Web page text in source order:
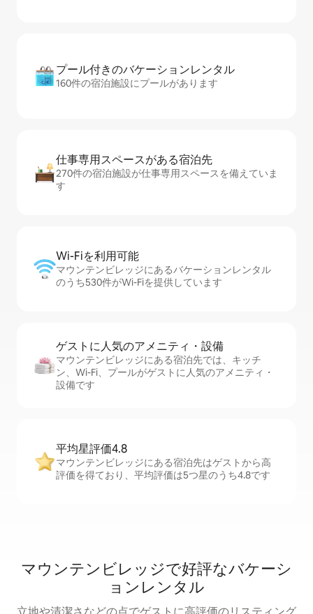
プール付きのバ⁠ケ⁠ー⁠シ⁠ョ⁠ンレ⁠ン⁠タ⁠ル
160件の宿泊施設にプールがあります
仕事専用ス⁠ペ⁠ー⁠スがあ⁠る宿⁠泊⁠先
270件の宿泊施設が仕事専用スペースを備えていま
す
Wi-Fiを利⁠用⁠可⁠能
マウンテンビレッジにあるバケーションレンタル
のうち530件がWi-Fiを提供しています
ゲストに人⁠気⁠のア⁠メ⁠ニ⁠テ⁠ィ・設⁠備
マウンテンビレッジにある宿泊先では、キッチ
ン、Wi-Fi、プールがゲストに人気のアメニティ・
設備です
平均星評価4.8
マウンテンビレッジにある宿泊先はゲストから高
評価を得ており、平均評価は5つ星のうち4.8です
マウンテンビレッジで好評なバケーシ
ョンレンタル